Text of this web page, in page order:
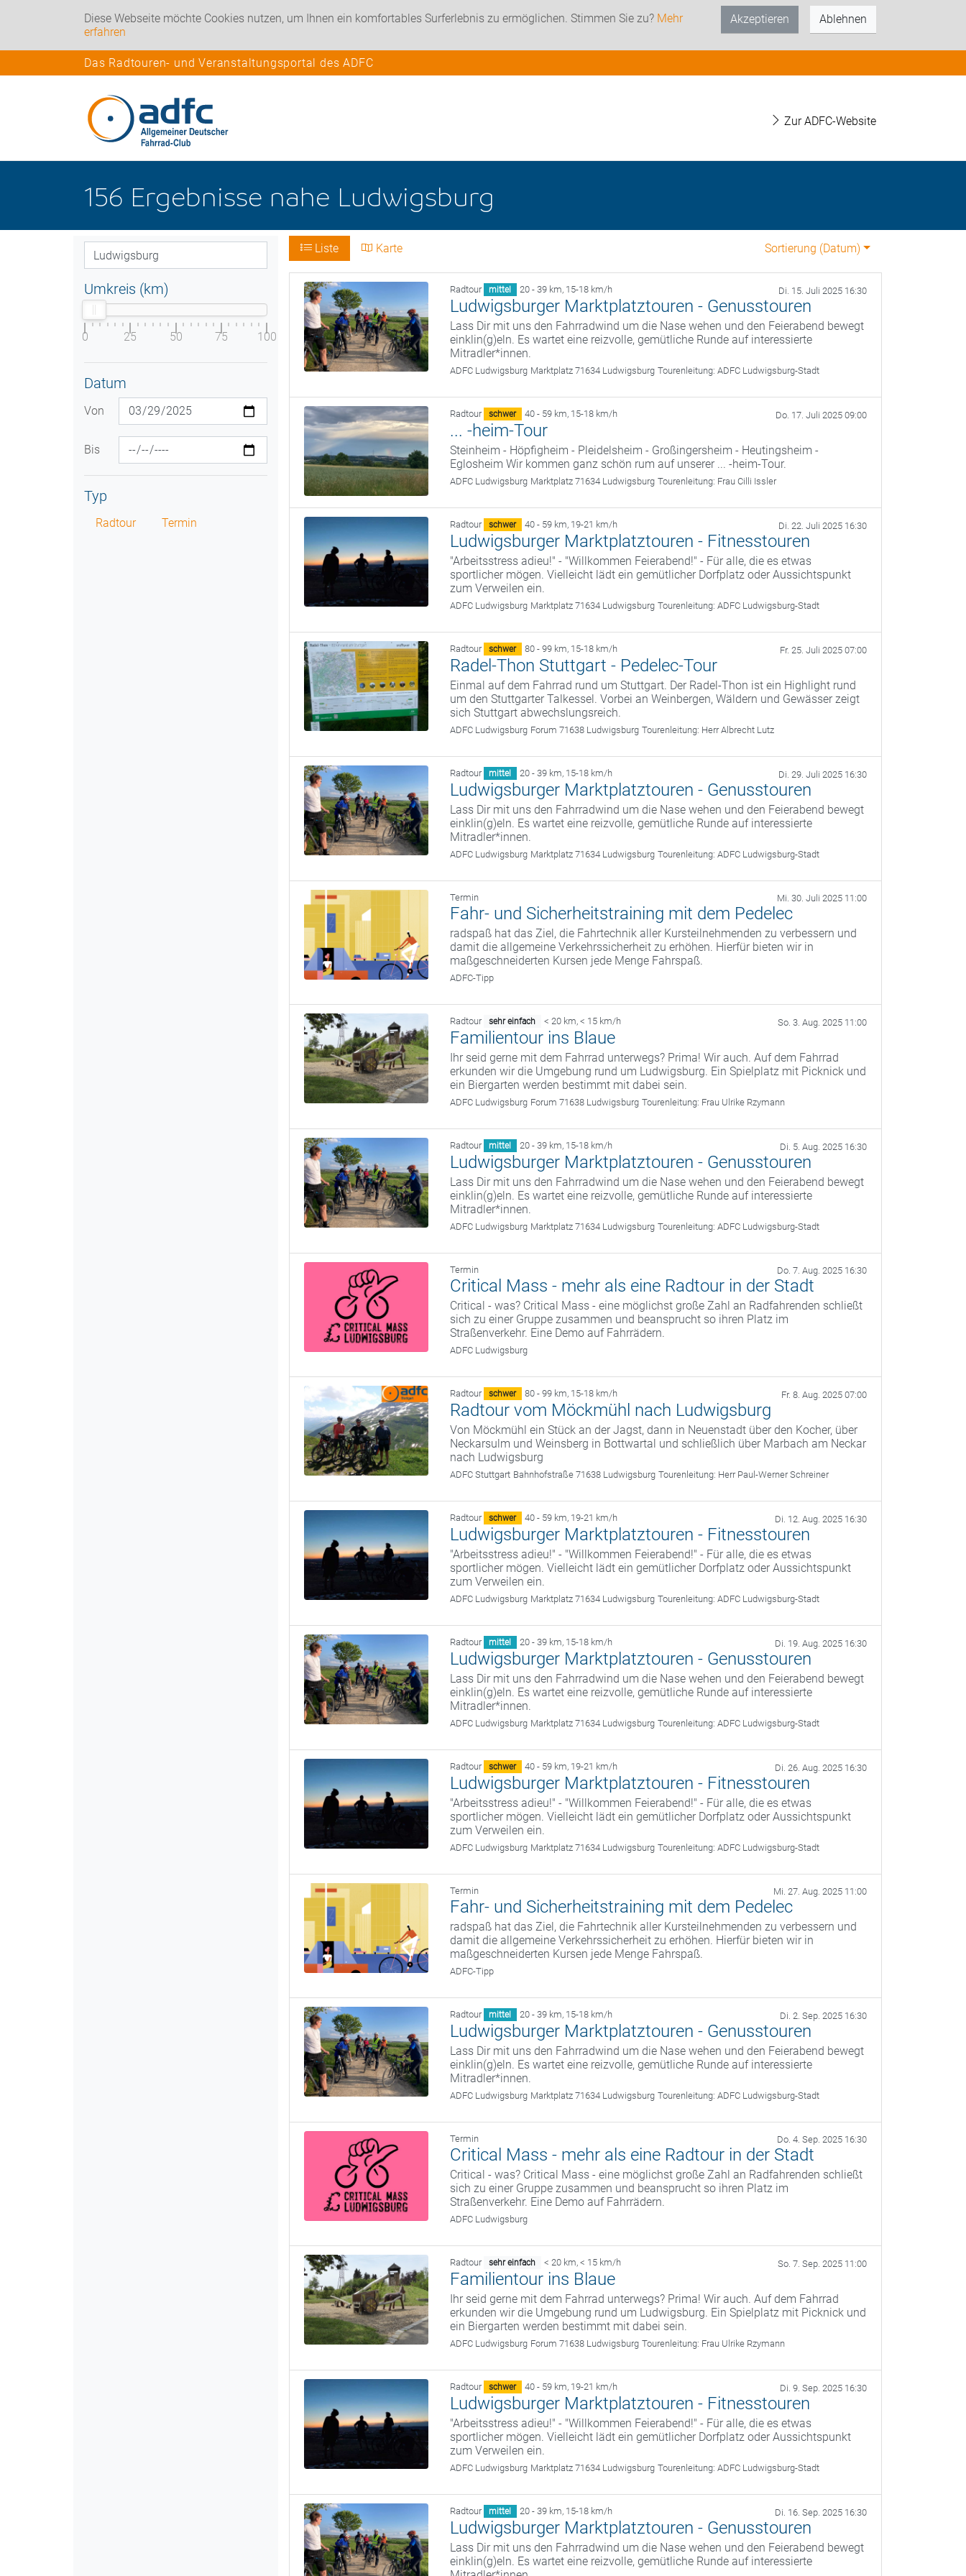
Diese Webseite möchte Cookies nutzen, um Ihnen ein komfortables Surferlebnis zu ermöglichen. Stimmen Sie zu? Mehr
erfahren
Akzeptieren Ablehnen
Das Radtouren- und Veranstaltungsportal des ADFC
Zur ADFC-Website
156 Ergebnisse nahe Ludwigsburg
Umkreis (km)
0 25 50 75 100
Datum
Von
Bis
Typ
Radtour Termin
Liste Karte Sortierung (Datum)
Radtour mittel 20 - 39 km, 15-18 km/h Di. 15. Juli 2025 16:30
Ludwigsburger Marktplatztouren - Genusstouren
Lass Dir mit uns den Fahrradwind um die Nase wehen und den Feierabend bewegt
einklin(g)eln. Es wartet eine reizvolle, gemütliche Runde auf interessierte
Mitradler*innen.
ADFC Ludwigsburg Marktplatz 71634 Ludwigsburg Tourenleitung:ADFC Ludwigsburg-Stadt
Radtour schwer 40 - 59 km, 15-18 km/h Do. 17. Juli 2025 09:00
... -heim-Tour
Steinheim - Höpfigheim - Pleidelsheim - Großingersheim - Heutingsheim -
Eglosheim Wir kommen ganz schön rum auf unserer ... -heim-Tour.
ADFC Ludwigsburg Marktplatz 71634 Ludwigsburg Tourenleitung: Frau Cilli Issler
Radtour schwer 40 - 59 km, 19-21 km/h Di. 22. Juli 2025 16:30
Ludwigsburger Marktplatztouren - Fitnesstouren
"Arbeitsstress adieu!" - "Willkommen Feierabend!" - Für alle, die es etwas
sportlicher mögen. Vielleicht lädt ein gemütlicher Dorfplatz oder Aussichtspunkt
zum Verweilen ein.
ADFC Ludwigsburg Marktplatz 71634 Ludwigsburg Tourenleitung:ADFC Ludwigsburg-Stadt
Radtour schwer 80 - 99 km, 15-18 km/h Fr. 25. Juli 2025 07:00
Radel-Thon Stuttgart - Pedelec-Tour
Einmal auf dem Fahrrad rund um Stuttgart. Der Radel-Thon ist ein Highlight rund
um den Stuttgarter Talkessel. Vorbei an Weinbergen, Wäldern und Gewässer zeigt
sich Stuttgart abwechslungsreich.
ADFC Ludwigsburg Forum 71638 Ludwigsburg Tourenleitung: Herr Albrecht Lutz
Radtour mittel 20 - 39 km, 15-18 km/h Di. 29. Juli 2025 16:30
Ludwigsburger Marktplatztouren - Genusstouren
Lass Dir mit uns den Fahrradwind um die Nase wehen und den Feierabend bewegt
einklin(g)eln. Es wartet eine reizvolle, gemütliche Runde auf interessierte
Mitradler*innen.
ADFC Ludwigsburg Marktplatz 71634 Ludwigsburg Tourenleitung:ADFC Ludwigsburg-Stadt
Termin Mi. 30. Juli 2025 11:00
Fahr- und Sicherheitstraining mit dem Pedelec
radspaß hat das Ziel, die Fahrtechnik aller Kursteilnehmenden zu verbessern und
damit die allgemeine Verkehrssicherheit zu erhöhen. Hierfür bieten wir in
maßgeschneiderten Kursen jede Menge Fahrspaß.
ADFC-Tipp
Radtour sehr einfach < 20 km, < 15 km/h So. 3. Aug. 2025 11:00
Familientour ins Blaue
Ihr seid gerne mit dem Fahrrad unterwegs? Prima! Wir auch. Auf dem Fahrrad
erkunden wir die Umgebung rund um Ludwigsburg. Ein Spielplatz mit Picknick und
ein Biergarten werden bestimmt mit dabei sein.
ADFC Ludwigsburg Forum 71638 Ludwigsburg Tourenleitung: Frau Ulrike Rzymann
Radtour mittel 20 - 39 km, 15-18 km/h Di. 5. Aug. 2025 16:30
Ludwigsburger Marktplatztouren - Genusstouren
Lass Dir mit uns den Fahrradwind um die Nase wehen und den Feierabend bewegt
einklin(g)eln. Es wartet eine reizvolle, gemütliche Runde auf interessierte
Mitradler*innen.
ADFC Ludwigsburg Marktplatz 71634 Ludwigsburg Tourenleitung:ADFC Ludwigsburg-Stadt
Termin Do. 7. Aug. 2025 16:30
Critical Mass - mehr als eine Radtour in der Stadt
Critical - was? Critical Mass - eine möglichst große Zahl an Radfahrenden schließt
sich zu einer Gruppe zusammen und beansprucht so ihren Platz im
Straßenverkehr. Eine Demo auf Fahrrädern.
ADFC Ludwigsburg
Radtour schwer 80 - 99 km, 15-18 km/h Fr. 8. Aug. 2025 07:00
Radtour vom Möckmühl nach Ludwigsburg
Von Möckmühl ein Stück an der Jagst, dann in Neuenstadt über den Kocher, über
Neckarsulm und Weinsberg in Bottwartal und schließlich über Marbach am Neckar
nach Ludwigsburg
ADFC Stuttgart Bahnhofstraße 71638 Ludwigsburg Tourenleitung: Herr Paul-Werner Schreiner
Radtour schwer 40 - 59 km, 19-21 km/h Di. 12. Aug. 2025 16:30
Ludwigsburger Marktplatztouren - Fitnesstouren
"Arbeitsstress adieu!" - "Willkommen Feierabend!" - Für alle, die es etwas
sportlicher mögen. Vielleicht lädt ein gemütlicher Dorfplatz oder Aussichtspunkt
zum Verweilen ein.
ADFC Ludwigsburg Marktplatz 71634 Ludwigsburg Tourenleitung:ADFC Ludwigsburg-Stadt
Radtour mittel 20 - 39 km, 15-18 km/h Di. 19. Aug. 2025 16:30
Ludwigsburger Marktplatztouren - Genusstouren
Lass Dir mit uns den Fahrradwind um die Nase wehen und den Feierabend bewegt
einklin(g)eln. Es wartet eine reizvolle, gemütliche Runde auf interessierte
Mitradler*innen.
ADFC Ludwigsburg Marktplatz 71634 Ludwigsburg Tourenleitung:ADFC Ludwigsburg-Stadt
Radtour schwer 40 - 59 km, 19-21 km/h Di. 26. Aug. 2025 16:30
Ludwigsburger Marktplatztouren - Fitnesstouren
"Arbeitsstress adieu!" - "Willkommen Feierabend!" - Für alle, die es etwas
sportlicher mögen. Vielleicht lädt ein gemütlicher Dorfplatz oder Aussichtspunkt
zum Verweilen ein.
ADFC Ludwigsburg Marktplatz 71634 Ludwigsburg Tourenleitung:ADFC Ludwigsburg-Stadt
Termin Mi. 27. Aug. 2025 11:00
Fahr- und Sicherheitstraining mit dem Pedelec
radspaß hat das Ziel, die Fahrtechnik aller Kursteilnehmenden zu verbessern und
damit die allgemeine Verkehrssicherheit zu erhöhen. Hierfür bieten wir in
maßgeschneiderten Kursen jede Menge Fahrspaß.
ADFC-Tipp
Radtour mittel 20 - 39 km, 15-18 km/h Di. 2. Sep. 2025 16:30
Ludwigsburger Marktplatztouren - Genusstouren
Lass Dir mit uns den Fahrradwind um die Nase wehen und den Feierabend bewegt
einklin(g)eln. Es wartet eine reizvolle, gemütliche Runde auf interessierte
Mitradler*innen.
ADFC Ludwigsburg Marktplatz 71634 Ludwigsburg Tourenleitung:ADFC Ludwigsburg-Stadt
Termin Do. 4. Sep. 2025 16:30
Critical Mass - mehr als eine Radtour in der Stadt
Critical - was? Critical Mass - eine möglichst große Zahl an Radfahrenden schließt
sich zu einer Gruppe zusammen und beansprucht so ihren Platz im
Straßenverkehr. Eine Demo auf Fahrrädern.
ADFC Ludwigsburg
Radtour sehr einfach < 20 km, < 15 km/h So. 7. Sep. 2025 11:00
Familientour ins Blaue
Ihr seid gerne mit dem Fahrrad unterwegs? Prima! Wir auch. Auf dem Fahrrad
erkunden wir die Umgebung rund um Ludwigsburg. Ein Spielplatz mit Picknick und
ein Biergarten werden bestimmt mit dabei sein.
ADFC Ludwigsburg Forum 71638 Ludwigsburg Tourenleitung: Frau Ulrike Rzymann
Radtour schwer 40 - 59 km, 19-21 km/h Di. 9. Sep. 2025 16:30
Ludwigsburger Marktplatztouren - Fitnesstouren
"Arbeitsstress adieu!" - "Willkommen Feierabend!" - Für alle, die es etwas
sportlicher mögen. Vielleicht lädt ein gemütlicher Dorfplatz oder Aussichtspunkt
zum Verweilen ein.
ADFC Ludwigsburg Marktplatz 71634 Ludwigsburg Tourenleitung:ADFC Ludwigsburg-Stadt
Radtour mittel 20 - 39 km, 15-18 km/h Di. 16. Sep. 2025 16:30
Ludwigsburger Marktplatztouren - Genusstouren
Lass Dir mit uns den Fahrradwind um die Nase wehen und den Feierabend bewegt
einklin(g)eln. Es wartet eine reizvolle, gemütliche Runde auf interessierte